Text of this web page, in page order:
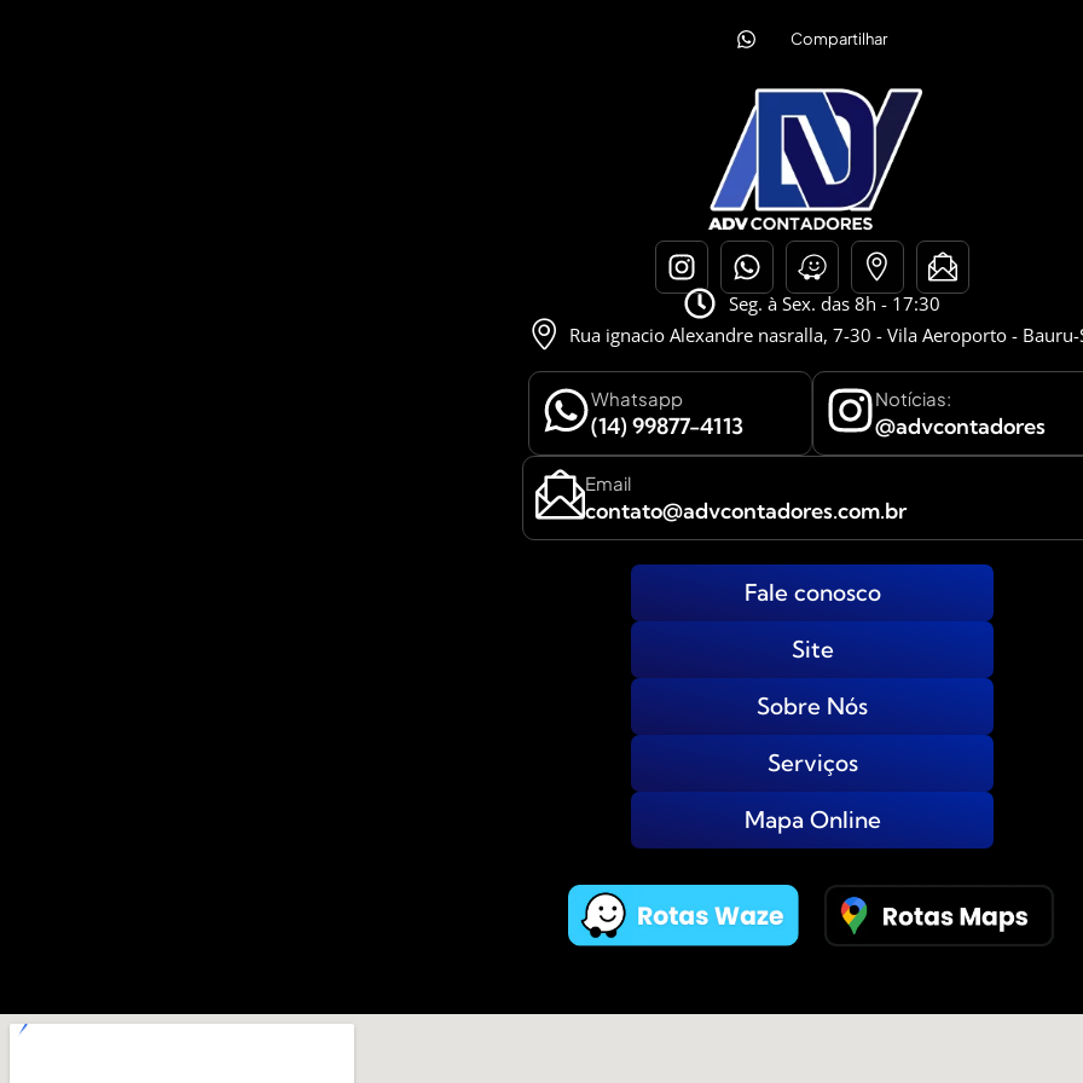
Compartilhar
Seg. à Sex. das 8h - 17:30
Rua ignacio Alexandre nasralla, 7-30 - Vila Aeroporto - Bauru-
Whatsapp
(14) 99877-4113
Notícias:
@advcontadores
Email
contato@advcontadores.com.br
Fale conosco
Site
Sobre Nós
Serviços
Mapa Online